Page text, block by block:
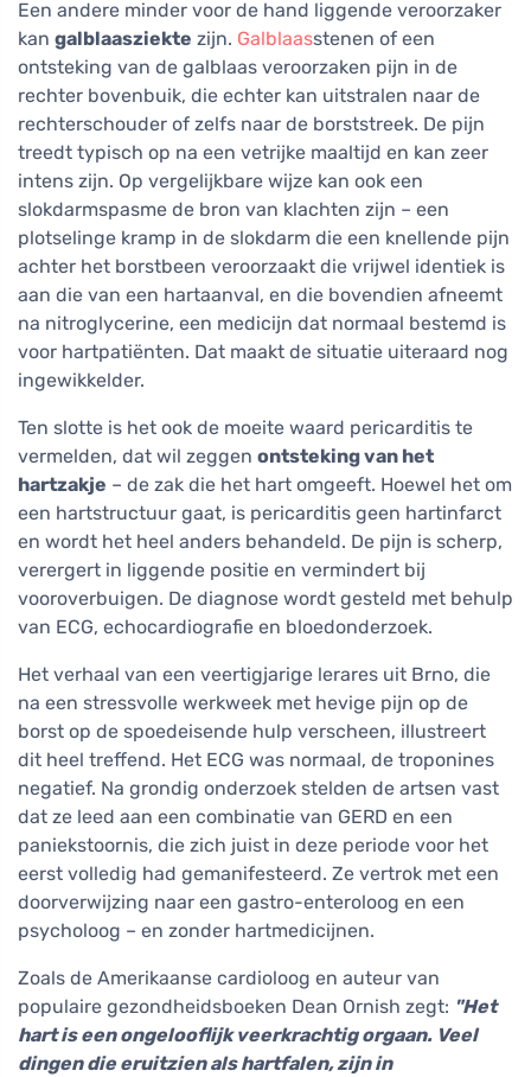
Een andere minder voor de hand liggende veroorzaker
kan galblaasziekte zijn. Galblaasstenen of een
ontsteking van de galblaas veroorzaken pijn in de
rechter bovenbuik, die echter kan uitstralen naar de
rechterschouder of zelfs naar de borststreek. De pijn
treedt typisch op na een vetrijke maaltijd en kan zeer
intens zijn. Op vergelijkbare wijze kan ook een
slokdarmspasme de bron van klachten zijn – een
plotselinge kramp in de slokdarm die een knellende pijn
achter het borstbeen veroorzaakt die vrijwel identiek is
aan die van een hartaanval, en die bovendien afneemt
na nitroglycerine, een medicijn dat normaal bestemd is
voor hartpatiënten. Dat maakt de situatie uiteraard nog
ingewikkelder.
Ten slotte is het ook de moeite waard pericarditis te
vermelden, dat wil zeggen ontsteking van het
hartzakje – de zak die het hart omgeeft. Hoewel het om
een hartstructuur gaat, is pericarditis geen hartinfarct
en wordt het heel anders behandeld. De pijn is scherp,
verergert in liggende positie en vermindert bij
vooroverbuigen. De diagnose wordt gesteld met behulp
van ECG, echocardiografie en bloedonderzoek.
Het verhaal van een veertigjarige lerares uit Brno, die
na een stressvolle werkweek met hevige pijn op de
borst op de spoedeisende hulp verscheen, illustreert
dit heel treffend. Het ECG was normaal, de troponines
negatief. Na grondig onderzoek stelden de artsen vast
dat ze leed aan een combinatie van GERD en een
paniekstoornis, die zich juist in deze periode voor het
eerst volledig had gemanifesteerd. Ze vertrok met een
doorverwijzing naar een gastro-enteroloog en een
psycholoog – en zonder hartmedicijnen.
Zoals de Amerikaanse cardioloog en auteur van
populaire gezondheidsboeken Dean Ornish zegt: "Het
hart is een ongelooflijk veerkrachtig orgaan. Veel
dingen die eruitzien als hartfalen, zijn in